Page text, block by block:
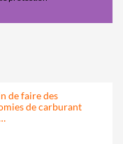
de faire des
de carburant